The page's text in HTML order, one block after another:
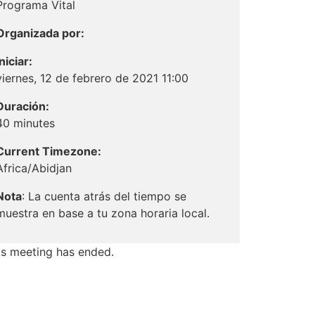
Vital
por:
12 de febrero de 2021 11:00
minutes
Timezone:
Abidjan
: La cuenta atrás del tiempo se
en base a tu zona horaria local.
meeting has ended.